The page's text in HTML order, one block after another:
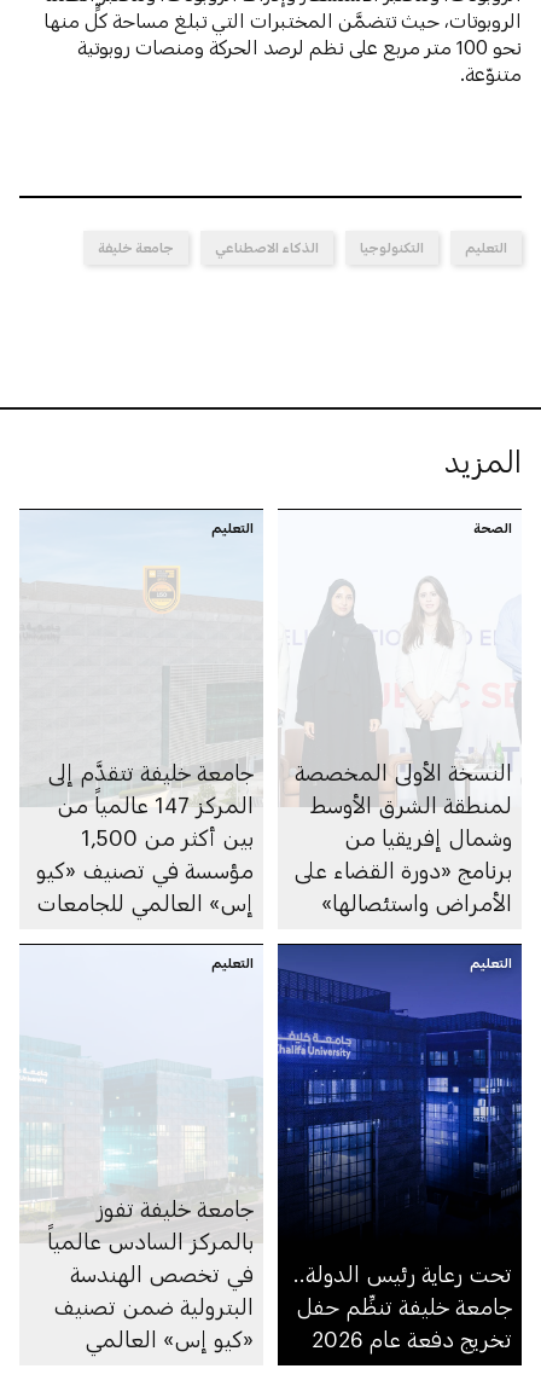
الروبوتات، حيث تتضمَّن المختبرات التي تبلغ مساحة كلٍّ منها
نحو 100 متر مربع على نظم لرصد الحركة ومنصات روبوتية
متنوّعة.
التعليم التكنولوجيا الذكاء الاصطناعي جامعة خليفة
المزيد
الصحة
النسخة الأولى المخصصة
لمنطقة الشرق الأوسط
وشمال إفريقيا من
برنامج «دورة القضاء على
الأمراض واستئصالها»
القطاعات
التعليم
جامعة خليفة تتقدَّم إلى
المركز 147 عالمياً من
بين أكثر من 1,500
مؤسسة في تصنيف «كيو
إس» العالمي للجامعات
التعليم
تحت رعاية رئيس الدولة..
جامعة خليفة تنظِّم حفل
تخريج دفعة عام 2026
التعليم
جامعة خليفة تفوز
بالمركز السادس عالمياً
في تخصص الهندسة
البترولية ضمن تصنيف
«كيو إس» العالمي